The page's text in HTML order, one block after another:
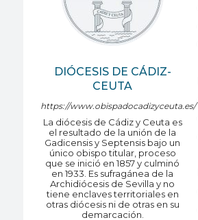
DIÓCESIS DE CÁDIZ-
CEUTA
https://www.obispadocadizyceuta.es/
La diócesis de Cádiz y Ceuta es
el resultado de la unión de la
Gadicensis y Septensis bajo un
único obispo titular, proceso
que se inició en 1857 y culminó
en 1933. Es sufragánea de la
Archidiócesis de Sevilla y no
tiene enclaves territoriales en
otras diócesis ni de otras en su
demarcación.